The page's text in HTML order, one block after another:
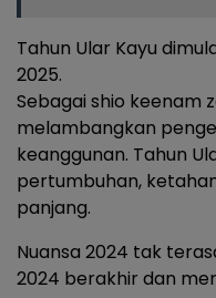
Tahun Ular Kayu
2025.
Sebagai shio keenam
melambangkan
keanggunan. Tahun
pertumbuhan,
panjang.
Nuansa 2024 tak
2024 berakhir dan